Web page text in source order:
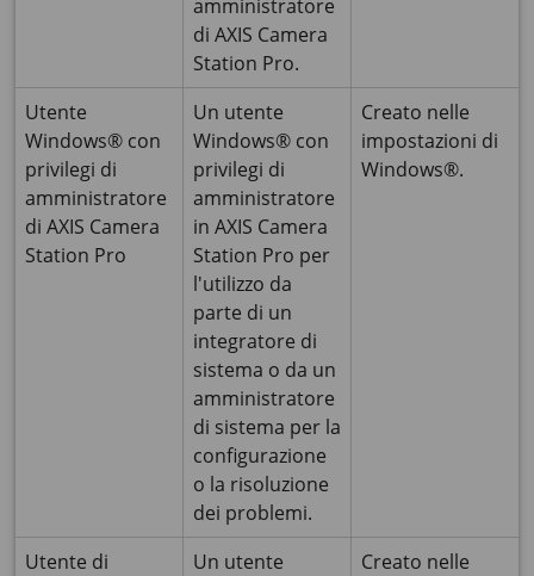
amministratore
di AXIS Camera
Station Pro.
Utente
Windows® con
privilegi di
amministratore
di AXIS Camera
Station Pro
Un utente
Windows® con
privilegi di
amministratore
in AXIS Camera
Station Pro per
l'utilizzo da
parte di un
integratore di
sistema o da un
amministratore
di sistema per la
configurazione
o la risoluzione
dei problemi.
Creato nelle
impostazioni di
Windows®.
Utente di
Un utente
Creato nelle